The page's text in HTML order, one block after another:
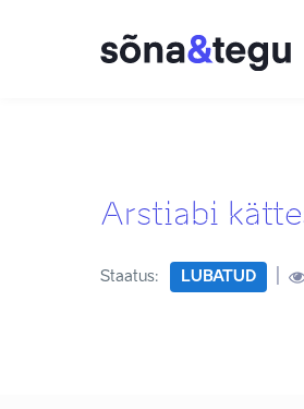
Arstiabi
Staatus: LUBATUD